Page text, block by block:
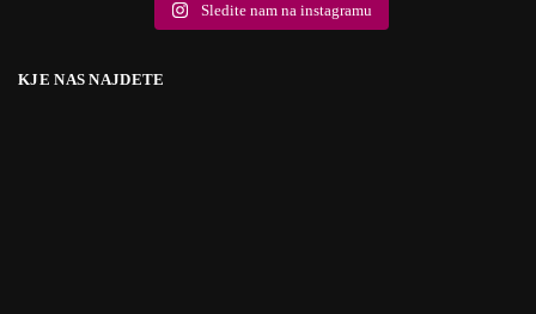
Sledite nam na instagramu
KJE NAS NAJDETE